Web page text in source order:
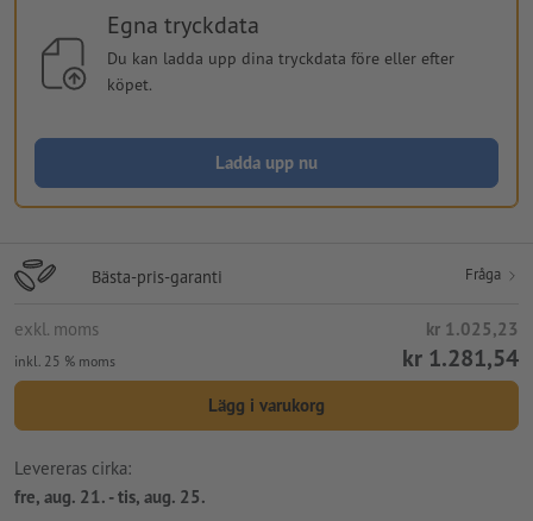
Egna tryckdata
Du kan ladda upp dina tryckdata före eller efter
köpet.
Ladda upp nu
Bästa-pris-garanti Fråga
exkl. moms kr 1.025,23
inkl. 25 % moms kr 1.281,54
Lägg i varukorg
Levereras cirka:
fre, aug. 21. - tis, aug. 25.